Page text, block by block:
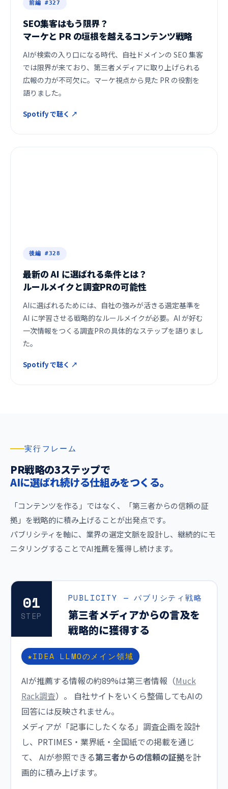
前編 #327
SEO集客はもう限界？
マーケと PR の垣根を越えるコンテンツ戦略
AIが検索の入り口になる時代、自社ドメインの SEO 集客
では限界が来ており、第三者メディアに取り上げられる
広報の力が不可欠に。マーケ視点から見た PR の役割を
語りました。
Spotify で聴く ↗
後編 #328
最新の AI に選ばれる条件とは？
ルールメイクと調査PRの可能性
AIに選ばれるためには、自社の強みが活きる選定基準を
AI に学習させる戦略的なルールメイクが必要。AI が好む
一次情報をつくる調査PRの具体的なステップを語りまし
た。
Spotify で聴く ↗
実行フレーム
PR戦略の3ステップで
AIに選ばれ続ける仕組みをつくる。
「コンテンツを作る」ではなく、「第三者からの信頼の証
拠」を戦略的に積み上げることが出発点です。
パブリシティを軸に、業界の選定文脈を設計し、継続的にモ
ニタリングすることでAI推薦を獲得し続けます。
01
STEP
PUBLICITY — パブリシティ戦略
第三者メディアからの言及を
戦略的に獲得する
IDEA LLMOのメイン領域
AIが推薦する情報の約89%は第三者情報（Muck
Rack調査）。 自社サイトをいくら整備してもAIの
回答には反映されません。
メディアが「記事にしたくなる」調査企画を設計
し、PRTIMES・業界紙・全国紙での掲載を通じ
て、 AIが参照できる第三者からの信頼の証拠を計
画的に積み上げます。